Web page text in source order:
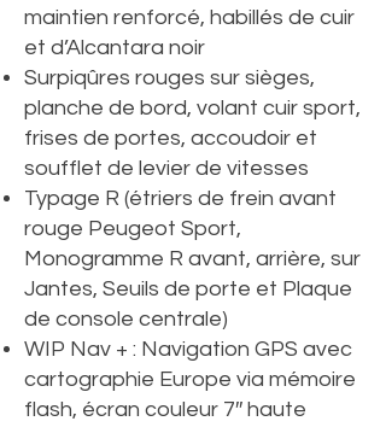
maintien renforcé, habillés de cuir
et d’Alcantara noir
Surpiqûres rouges sur sièges,
planche de bord, volant cuir sport,
frises de portes, accoudoir et
soufflet de levier de vitesses
Typage R (étriers de frein avant
rouge Peugeot Sport,
Monogramme R avant, arrière, sur
Jantes, Seuils de porte et Plaque
de console centrale)
WIP Nav + : Navigation GPS avec
cartographie Europe via mémoire
flash, écran couleur 7″ haute